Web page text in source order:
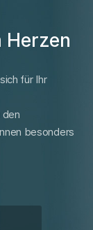
Herzen
für Ihr
den
besonders